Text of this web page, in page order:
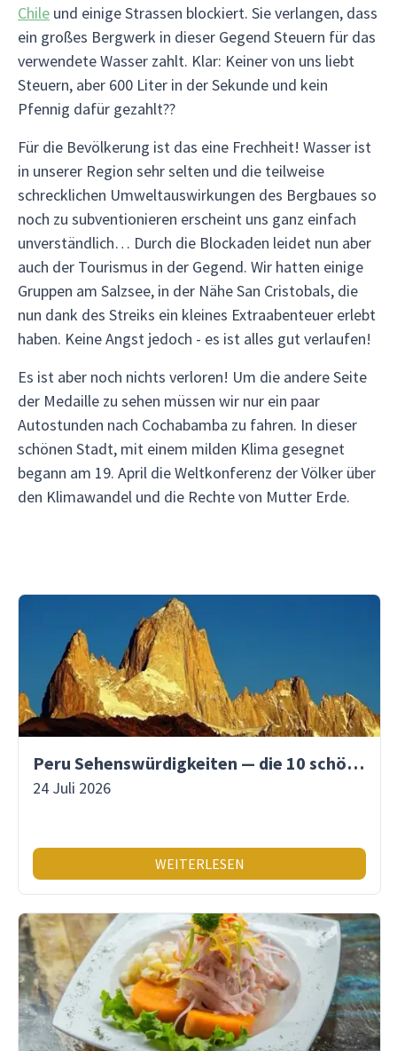
Chile und einige Strassen blockiert. Sie verlangen, dass
ein großes Bergwerk in dieser Gegend Steuern für das
verwendete Wasser zahlt. Klar: Keiner von uns liebt
Steuern, aber 600 Liter in der Sekunde und kein
Pfennig dafür gezahlt??
Für die Bevölkerung ist das eine Frechheit! Wasser ist
in unserer Region sehr selten und die teilweise
schrecklichen Umweltauswirkungen des Bergbaues so
noch zu subventionieren erscheint uns ganz einfach
unverständlich… Durch die Blockaden leidet nun aber
auch der Tourismus in der Gegend. Wir hatten einige
Gruppen am Salzsee, in der Nähe San Cristobals, die
nun dank des Streiks ein kleines Extraabenteuer erlebt
haben. Keine Angst jedoch - es ist alles gut verlaufen!
Es ist aber noch nichts verloren! Um die andere Seite
der Medaille zu sehen müssen wir nur ein paar
Autostunden nach Cochabamba zu fahren. In dieser
schönen Stadt, mit einem milden Klima gesegnet
begann am 19. April die Weltkonferenz der Völker über
den Klimawandel und die Rechte von Mutter Erde.
Peru Sehenswürdigkeiten — die 10 schönsten Orte
24 Juli 2026
WEITERLESEN